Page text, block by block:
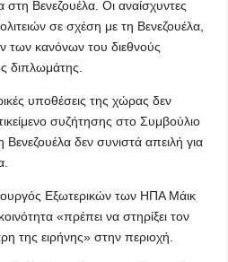
Βενεζουέλα. Οι αναίσχυντες
σε σχέση με τη Βενεζουέλα,
των κανόνων του διεθνούς
διπλωμάτης.
υποθέσεις της χώρας δεν
συζήτησης στο Συμβούλιο
δεν συνιστά απειλή για
Εξωτερικών των ΗΠΑ Μάικ
«πρέπει να στηρίξει τον
της ειρήνης» στην περιοχή.